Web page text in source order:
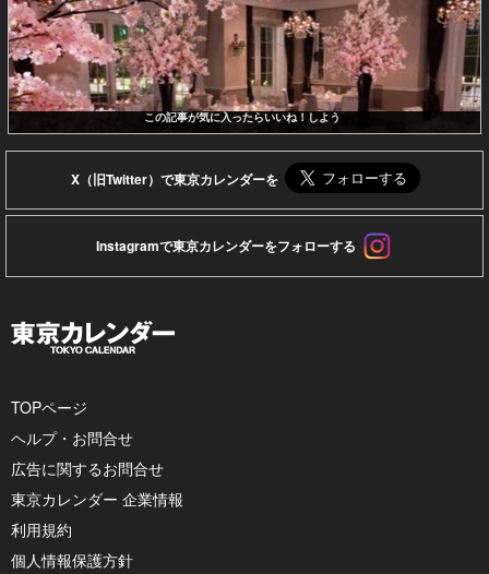
この記事が気に入ったらいいね！しよう
X（旧Twitter）で東京カレンダーを
Instagramで東京カレンダーをフォローする
TOPページ
ヘルプ・お問合せ
広告に関するお問合せ
東京カレンダー 企業情報
利用規約
個人情報保護方針